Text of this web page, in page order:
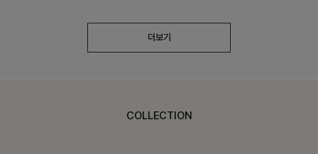
더보기
COLLECTION